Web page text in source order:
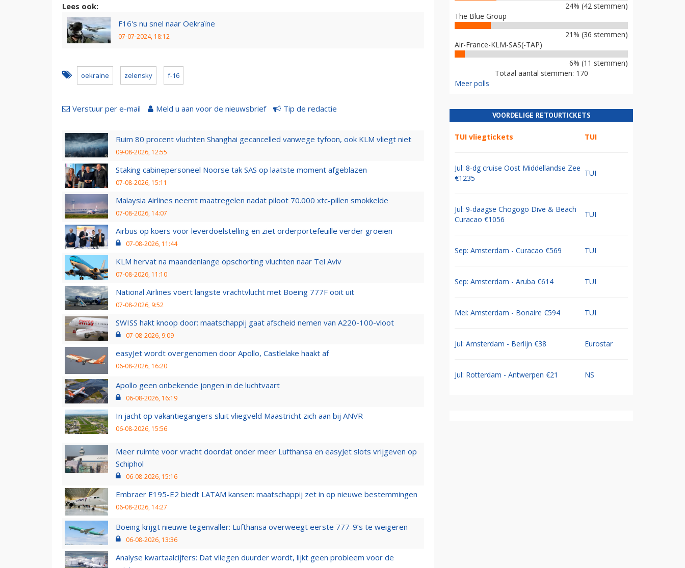
Lees ook:
F16's nu snel naar Oekraïne
07-07-2024, 18:12
oekraine zelensky f-16
Verstuur per e-mail Meld u aan voor de nieuwsbrief Tip de redactie
Ruim 80 procent vluchten Shanghai gecancelled vanwege tyfoon, ook KLM vliegt niet
09-08-2026, 12:55
Staking cabinepersoneel Noorse tak SAS op laatste moment afgeblazen
07-08-2026, 15:11
Malaysia Airlines neemt maatregelen nadat piloot 70.000 xtc-pillen smokkelde
07-08-2026, 14:07
Airbus op koers voor leverdoelstelling en ziet orderportefeuille verder groeien
07-08-2026, 11:44
KLM hervat na maandenlange opschorting vluchten naar Tel Aviv
07-08-2026, 11:10
National Airlines voert langste vrachtvlucht met Boeing 777F ooit uit
07-08-2026, 9:52
SWISS hakt knoop door: maatschappij gaat afscheid nemen van A220-100-vloot
07-08-2026, 9:09
easyJet wordt overgenomen door Apollo, Castlelake haakt af
06-08-2026, 16:20
Apollo geen onbekende jongen in de luchtvaart
06-08-2026, 16:19
In jacht op vakantiegangers sluit vliegveld Maastricht zich aan bij ANVR
06-08-2026, 15:56
Meer ruimte voor vracht doordat onder meer Lufthansa en easyJet slots vrijgeven op
Schiphol
06-08-2026, 15:16
Embraer E195-E2 biedt LATAM kansen: maatschappij zet in op nieuwe bestemmingen
06-08-2026, 14:27
Boeing krijgt nieuwe tegenvaller: Lufthansa overweegt eerste 777-9’s te weigeren
06-08-2026, 13:36
Analyse kwartaalcijfers: Dat vliegen duurder wordt, lijkt geen probleem voor de
24% (42 stemmen)
The Blue Group
21% (36 stemmen)
Air-France-KLM-SAS(-TAP)
6% (11 stemmen)
Totaal aantal stemmen: 170
Meer polls
VOORDELIGE RETOURTICKETS
TUI vliegtickets TUI
Jul: 8-dg cruise Oost Middellandse Zee
€1235
TUI
Jul: 9-daagse Chogogo Dive & Beach
Curacao €1056
TUI
Sep: Amsterdam - Curacao €569 TUI
Sep: Amsterdam - Aruba €614 TUI
Mei: Amsterdam - Bonaire €594 TUI
Jul: Amsterdam - Berlijn €38 Eurostar
Jul: Rotterdam - Antwerpen €21 NS